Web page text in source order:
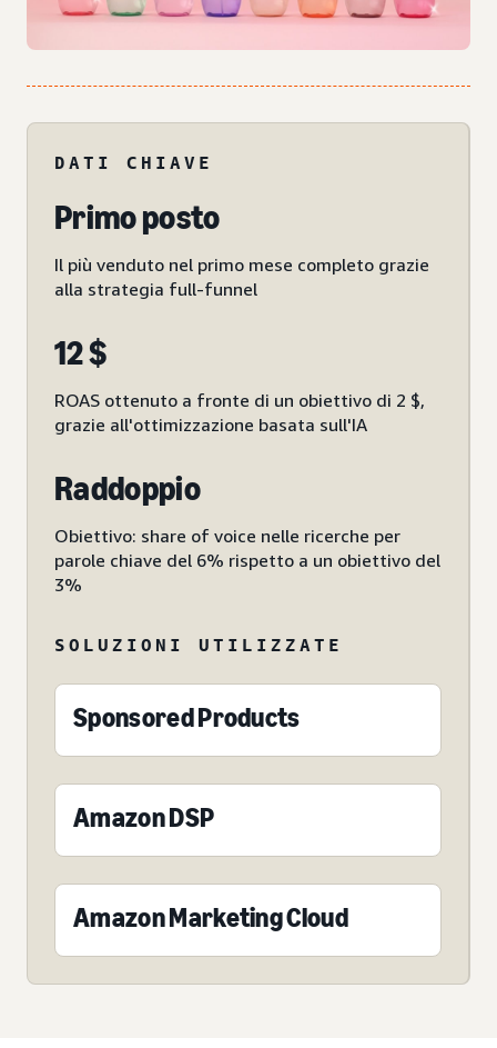
DATI CHIAVE
Primo posto
Il più venduto nel primo mese completo grazie
alla strategia full-funnel
12 $
ROAS ottenuto a fronte di un obiettivo di 2 $,
grazie all'ottimizzazione basata sull'IA
Raddoppio
Obiettivo: share of voice nelle ricerche per
parole chiave del 6% rispetto a un obiettivo del
3%
SOLUZIONI UTILIZZATE
Sponsored Products
Amazon DSP
Amazon Marketing Cloud